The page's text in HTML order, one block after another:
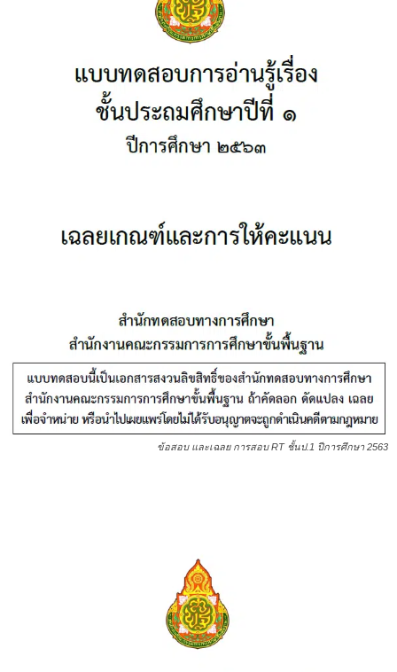
ข้อสอบ และเฉลย การสอบ RT ชั้นป.1 ปีการศึกษา 2563